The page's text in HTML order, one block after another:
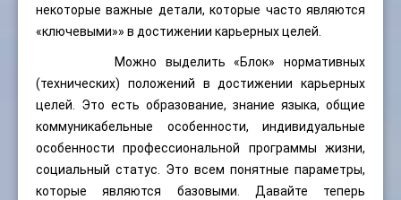
некоторые важные детали, которые часто являются
«ключевыми»» в достижении карьерных целей.
Можно выделить «Блок» нормативных
(технических) положений в достижении карьерных
целей. Это есть образование, знание языка, общие
коммуникабельные особенности, индивидуальные
особенности профессиональной программы жизни,
социальный статус. Это всем понятные параметры,
которые являются базовыми. Давайте теперь